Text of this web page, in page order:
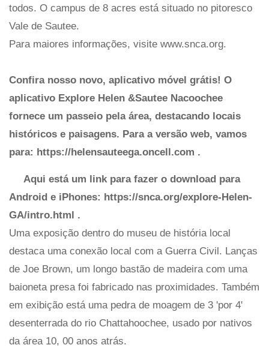
todos. O campus de 8 acres está situado no pitoresco
Vale de Sautee.
Para maiores informações, visite www.snca.org.
Confira nosso novo, aplicativo móvel grátis! O
aplicativo Explore Helen &Sautee Nacoochee
fornece um passeio pela área, destacando locais
históricos e paisagens. Para a versão web, vamos
para: https://helensauteega.oncell.com .
Aqui está um link para fazer o download para
Android e iPhones: https://snca.org/explore-Helen-
GA/intro.html .
Uma exposição dentro do museu de história local
destaca uma conexão local com a Guerra Civil. Lanças
de Joe Brown, um longo bastão de madeira com uma
baioneta presa foi fabricado nas proximidades. Também
em exibição está uma pedra de moagem de 3 'por 4'
desenterrada do rio Chattahoochee, usado por nativos
da área 10, 00 anos atrás.